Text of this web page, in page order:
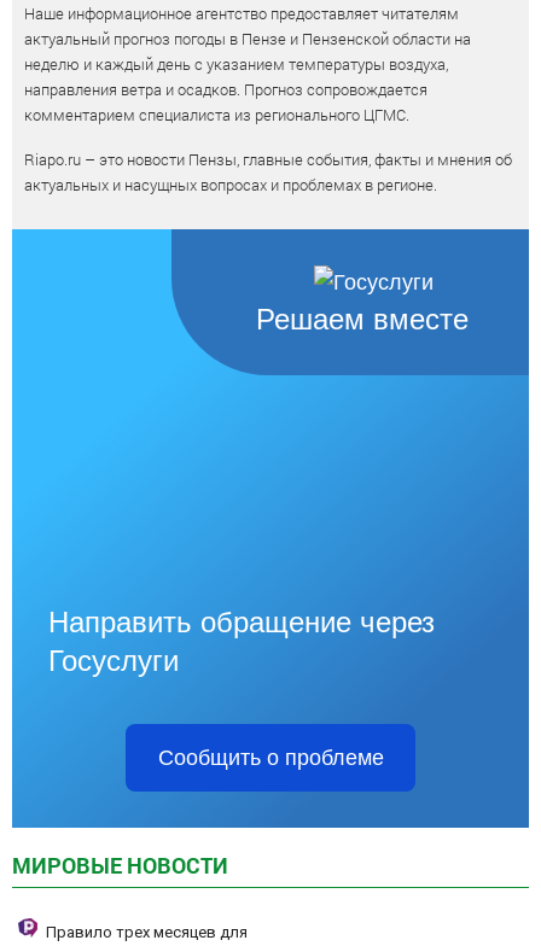
Наше информационное агентство предоставляет читателям
актуальный прогноз погоды в Пензе и Пензенской области на
неделю и каждый день с указанием температуры воздуха,
направления ветра и осадков. Прогноз сопровождается
комментарием специалиста из регионального ЦГМС.
Riapo.ru – это новости Пензы, главные события, факты и мнения об
актуальных и насущных вопросах и проблемах в регионе.
Решаем вместе
Направить обращение через
Госуслуги
Сообщить о проблеме
МИРОВЫЕ НОВОСТИ
Правило трех месяцев для